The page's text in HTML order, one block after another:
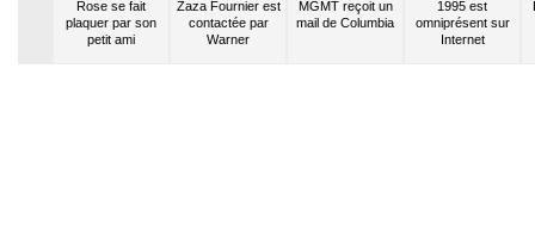
Rose se fait
plaquer par son
petit ami
Zaza Fournier est
contactée par
Warner
MGMT reçoit un
mail de Columbia
1995 est
omniprésent sur
Internet